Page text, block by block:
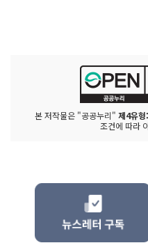
본 저작물은 "공공누리" 제4유
조건에 따라